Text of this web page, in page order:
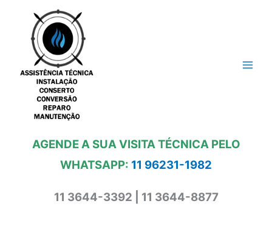
conteúdo
AGENDE A SUA VISITA TÉCNICA PELO
WHATSAPP: 11 96231-1982
11 3644-3392 | 11 3644-8877